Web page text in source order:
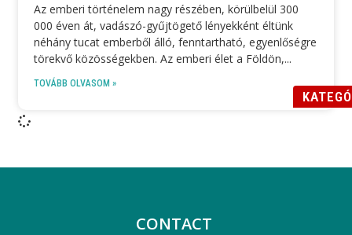
Az emberi történelem nagy részében, körülbelül 300
000 éven át, vadászó-gyűjtögető lényekként éltünk
néhány tucat emberből álló, fenntartható, egyenlőségre
törekvő közösségekben. Az emberi élet a Földön,
TOVÁBB OLVASOM »
CONTACT